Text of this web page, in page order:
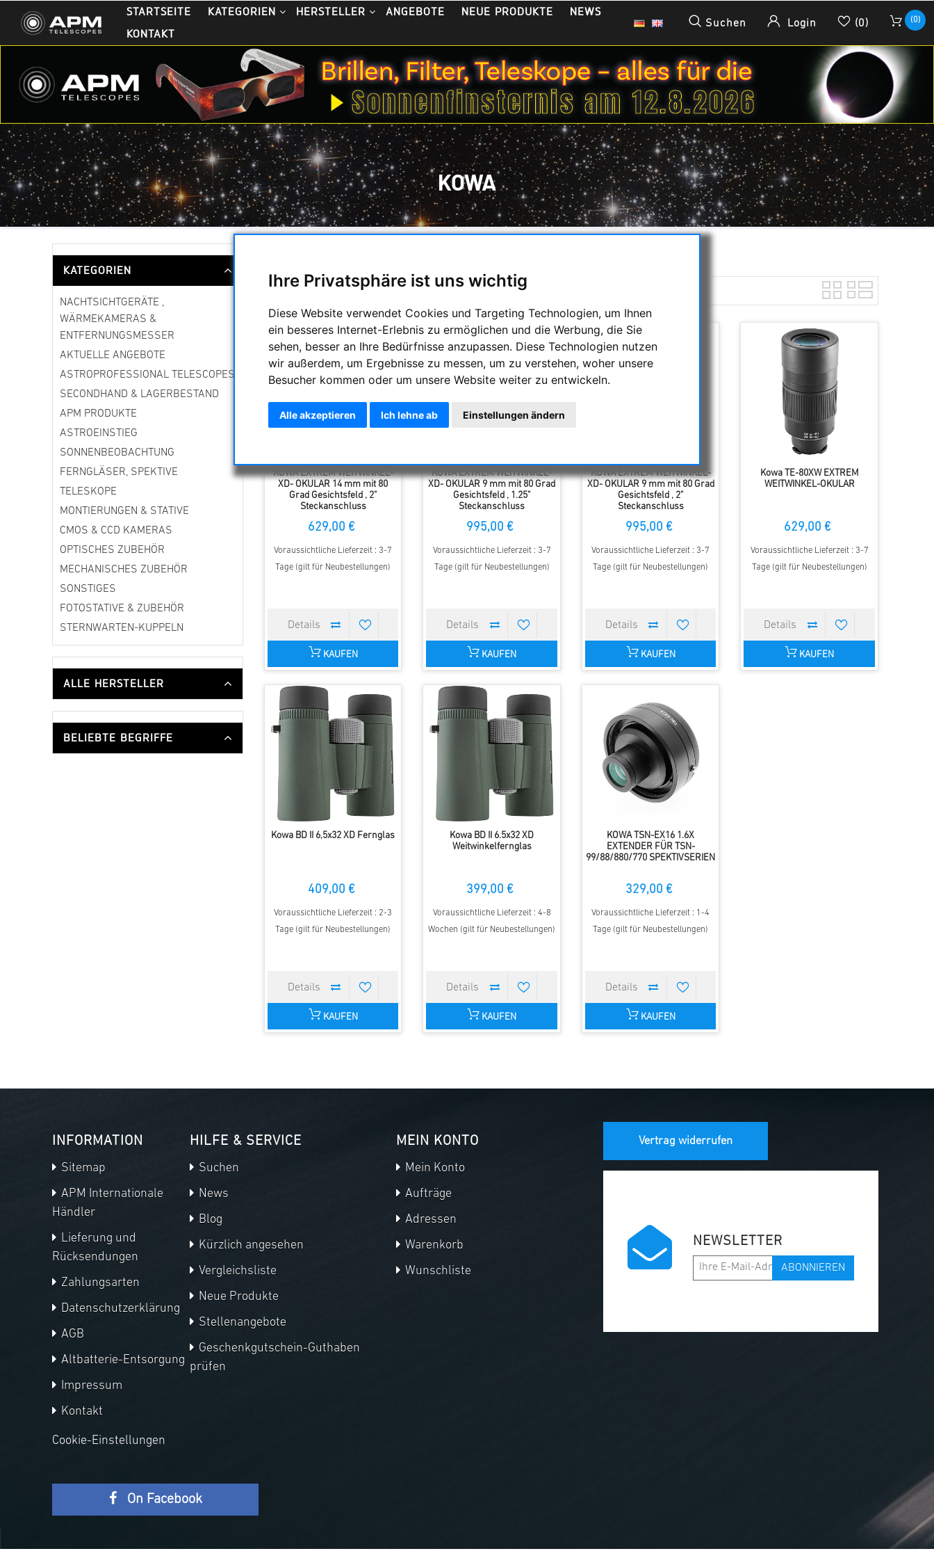
Ihre Privatsphäre ist uns wichtig
Diese Website verwendet Cookies und Targeting Technologien, um Ihnen
ein besseres Internet-Erlebnis zu ermöglichen und die Werbung, die Sie
sehen, besser an Ihre Bedürfnisse anzupassen. Diese Technologien nutzen
wir außerdem, um Ergebnisse zu messen, um zu verstehen, woher unsere
Besucher kommen oder um unsere Website weiter zu entwickeln.
Alle akzeptieren Ich lehne ab Einstellungen ändern
STARTSEITE KATEGORIEN HERSTELLER ANGEBOTE NEUE PRODUKTE
NEWS
KONTAKT
Suchen Login (0) (0)
KOWA
KATEGORIEN
NACHTSICHTGERÄTE ,
WÄRMEKAMERAS &
ENTFERNUNGSMESSER
AKTUELLE ANGEBOTE
ASTROPROFESSIONAL TELESCOPES
SECONDHAND & LAGERBESTAND
APM PRODUKTE
ASTROEINSTIEG
SONNENBEOBACHTUNG
FERNGLÄSER, SPEKTIVE
TELESKOPE
MONTIERUNGEN & STATIVE
CMOS & CCD KAMERAS
OPTISCHES ZUBEHÖR
MECHANISCHES ZUBEHÖR
SONSTIGES
FOTOSTATIVE & ZUBEHÖR
STERNWARTEN-KUPPELN
ALLE HERSTELLER
BELIEBTE BEGRIFFE
Sortierung Anzahl
KOWA EXTREM WEITWINKEL-
XD- OKULAR 14 mm mit 80
Grad Gesichtsfeld , 2"
Steckanschluss
629,00 €
Voraussichtliche Lieferzeit : 3-7
Tage (gilt für Neubestellungen)
KAUFEN
KOWA EXTREM WEITWINKEL-
XD- OKULAR 9 mm mit 80 Grad
Gesichtsfeld , 1.25"
Steckanschluss
995,00 €
Voraussichtliche Lieferzeit : 3-7
Tage (gilt für Neubestellungen)
KAUFEN
KOWA EXTREM WEITWINKEL-
XD- OKULAR 9 mm mit 80 Grad
Gesichtsfeld , 2"
Steckanschluss
995,00 €
Voraussichtliche Lieferzeit : 3-7
Tage (gilt für Neubestellungen)
KAUFEN
Kowa TE-80XW EXTREM
WEITWINKEL-OKULAR
629,00 €
Voraussichtliche Lieferzeit : 3-7
Tage (gilt für Neubestellungen)
KAUFEN
Kowa BD II 6,5x32 XD Fernglas
409,00 €
Voraussichtliche Lieferzeit : 2-3
Tage (gilt für Neubestellungen)
KAUFEN
Kowa BD II 6.5x32 XD
Weitwinkelfernglas
399,00 €
Voraussichtliche Lieferzeit : 4-8
Wochen (gilt für Neubestellungen)
KAUFEN
KOWA TSN-EX16 1.6X
EXTENDER FÜR TSN-
99/88/880/770 SPEKTIVSERIEN
329,00 €
Voraussichtliche Lieferzeit : 1-4
Tage (gilt für Neubestellungen)
KAUFEN
INFORMATION
Sitemap
APM Internationale
Händler
Lieferung und
Rücksendungen
Zahlungsarten
Datenschutzerklärung
AGB
Altbatterie-Entsorgung
Impressum
Kontakt
HILFE & SERVICE
Suchen
News
Blog
Kürzlich angesehen
Vergleichsliste
Neue Produkte
Stellenangebote
Geschenkgutschein-Guthaben
prüfen
MEIN KONTO
Mein Konto
Aufträge
Adressen
Warenkorb
Wunschliste
Vertrag widerrufen
NEWSLETTER
ABONNIEREN
Cookie-Einstellungen
On Facebook